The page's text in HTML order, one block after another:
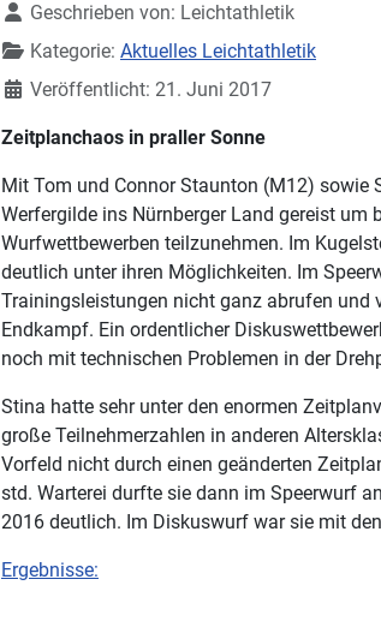
Geschrieben von: Leichtathletik
Kategorie: Aktuelles Leichtathletik
Veröffentlicht: 21. Juni 2017
Zeitplanchaos in praller Sonne
Mit Tom und Connor Staunton (M12) sowie
Werfergilde ins Nürnberger Land gereist um
Wurfwettbewerben teilzunehmen. Im
deutlich unter ihren Möglichkeiten. Im
Trainingsleistungen nicht ganz abrufen und
Endkampf. Ein ordentlicher
noch mit technischen Problemen in der
Stina hatte sehr unter den enormen
große Teilnehmerzahlen in anderen
Vorfeld nicht durch einen geänderten
std. Warterei durfte sie dann im Speerwurf
2016 deutlich. Im Diskuswurf war sie mit
Ergebnisse: